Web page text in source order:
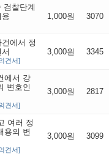
검찰단계
1,000원 3070
에서 정
견서]
3,000원 3345
에서 강
변호인
견서]
3,000원 2817
여러 정
용의 변
견서]
3,000원 3099